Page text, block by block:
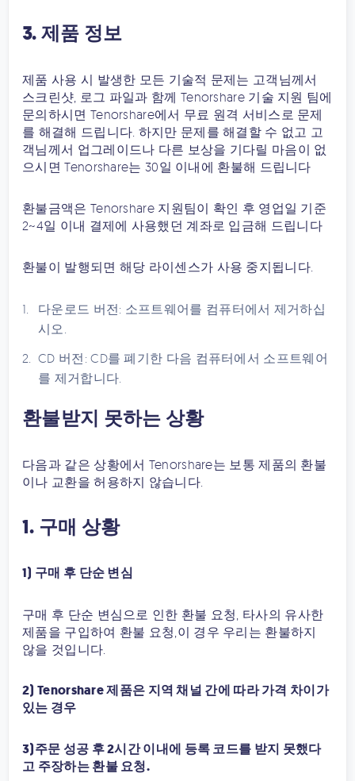
3. 제품 정보
제품 사용 시 발생한 모든 기술적 문제는 고객님께서
스크린샷, 로그 파일과 함께 Tenorshare 기술 지원 팀에
문의하시면 Tenorshare에서 무료 원격 서비스로 문제
를 해결해 드립니다. 하지만 문제를 해결할 수 없고 고
객님께서 업그레이드나 다른 보상을 기다릴 마음이 없
으시면 Tenorshare는 30일 이내에 환불해 드립니다
환불금액은 Tenorshare 지원팀이 확인 후 영업일 기준
2~4일 이내 결제에 사용했던 계좌로 입금해 드립니다
환불이 발행되면 해당 라이센스가 사용 중지됩니다.
다운로드 버전: 소프트웨어를 컴퓨터에서 제거하십
시오.
CD 버전: CD를 폐기한 다음 컴퓨터에서 소프트웨어
를 제거합니다.
환불받지 못하는 상황
다음과 같은 상황에서 Tenorshare는 보통 제품의 환불
이나 교환을 허용하지 않습니다.
1. 구매 상황
1) 구매 후 단순 변심
구매 후 단순 변심으로 인한 환불 요청, 타사의 유사한
제품을 구입하여 환불 요청,이 경우 우리는 환불하지
않을 것입니다.
2) Tenorshare 제품은 지역 채널 간에 따라 가격 차이가
있는 경우
3)주문 성공 후 2시간 이내에 등록 코드를 받지 못했다
고 주장하는 환불 요청.